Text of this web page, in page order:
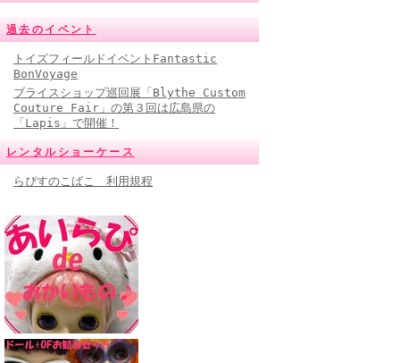
過去のイベント
トイズフィールドイベントFantastic
BonVoyage
ブライスショップ巡回展「Blythe Custom
Couture Fair」の第３回は広島県の
「Lapis」で開催！
レンタルショーケース
らぴすのこばこ 利用規程